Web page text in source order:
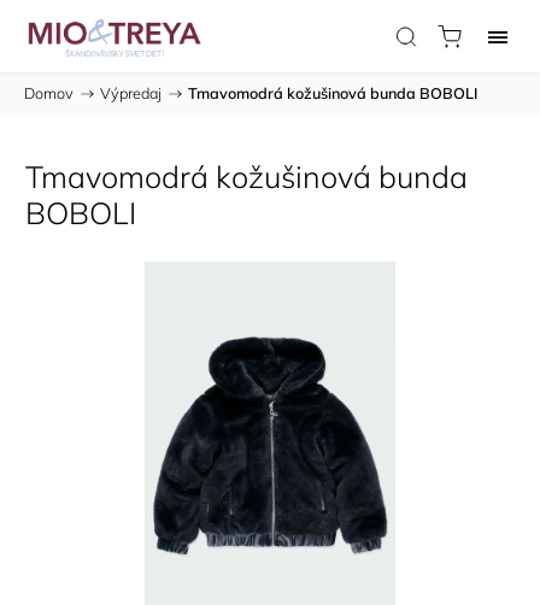
Domov / Výpredaj / Tmavomodrá kožušinová bunda BOBOLI
Tmavomodrá kožušinová bunda
BOBOLI